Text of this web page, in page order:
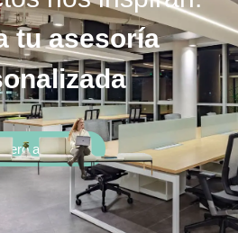
tu asesoría
asesoría